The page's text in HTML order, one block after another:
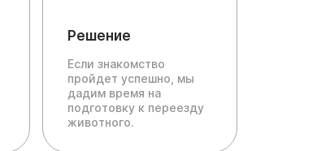
Решение
Если знакомство
пройдет успешно, мы
дадим время на
подготовку к переезду
животного.